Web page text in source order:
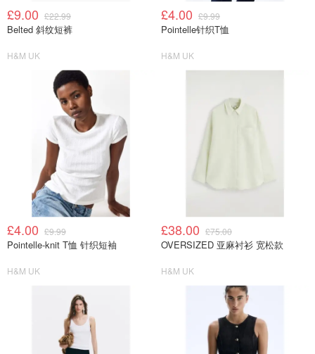
£9.00 £22.99
Belted 斜纹短裤
H&M UK
£4.00 £9.99
Pointelle针织T恤
H&M UK
£4.00 £9.99
Pointelle-knit T恤 针织短袖
H&M UK
£38.00 £75.00
OVERSIZED 亚麻衬衫 宽松款
H&M UK